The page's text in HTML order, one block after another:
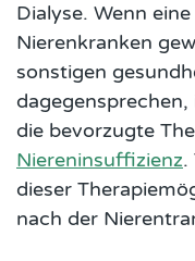
Dialyse. Wenn
Nierenkranken
sonstigen
die bevorzugte
Niereninsuffizienz.
dieser
nach der